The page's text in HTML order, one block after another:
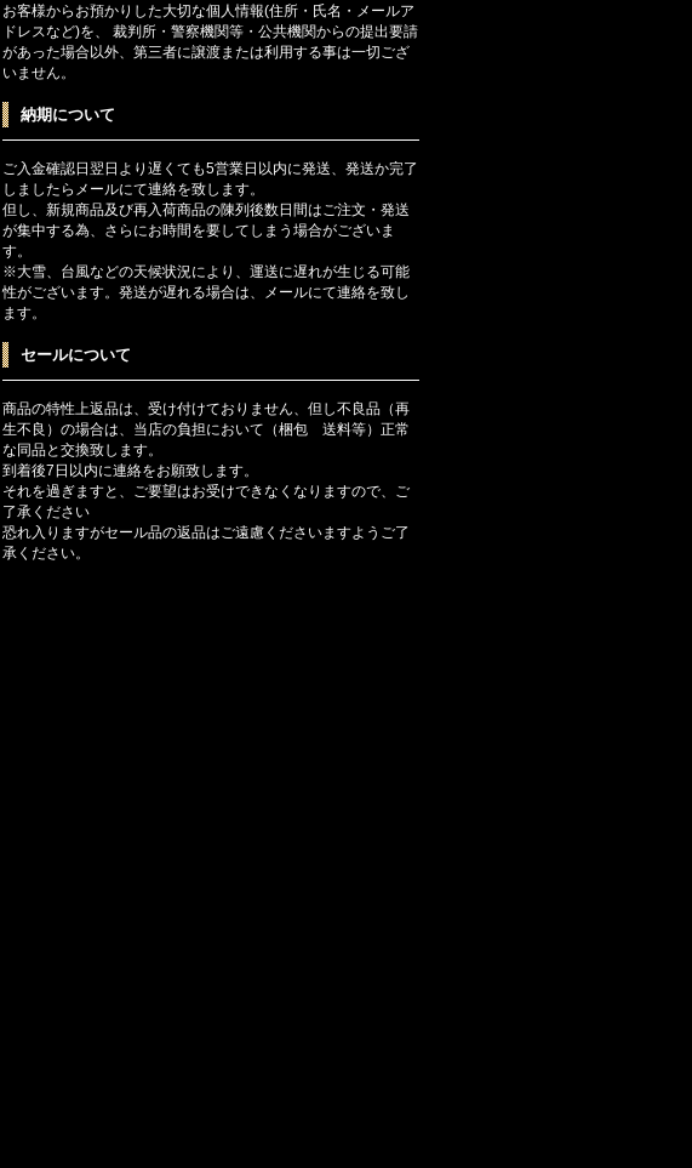
お客様からお預かりした大切な個人情報(住所・氏名・メールア
ドレスなど)を、 裁判所・警察機関等・公共機関からの提出要請
があった場合以外、第三者に譲渡または利用する事は一切ござ
いません。
納期について
ご入金確認日翌日より遅くても5営業日以内に発送、発送か完了
しましたらメールにて連絡を致します。
但し、新規商品及び再入荷商品の陳列後数日間はご注文・発送
が集中する為、さらにお時間を要してしまう場合がございま
す。
※大雪、台風などの天候状況により、運送に遅れが生じる可能
性がございます。発送が遅れる場合は、メールにて連絡を致し
ます。
セールについて
商品の特性上返品は、受け付けておりません、但し不良品（再
生不良）の場合は、当店の負担において（梱包 送料等）正常
な同品と交換致します。
到着後7日以内に連絡をお願致します。
それを過ぎますと、ご要望はお受けできなくなりますので、ご
了承ください
恐れ入りますがセール品の返品はご遠慮くださいますようご了
承ください。